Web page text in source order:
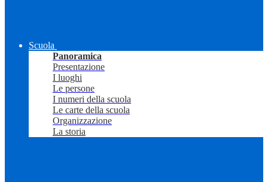
Scuola
Panoramica
Presentazione
I luoghi
Le persone
I numeri della scuola
Le carte della scuola
Organizzazione
La storia